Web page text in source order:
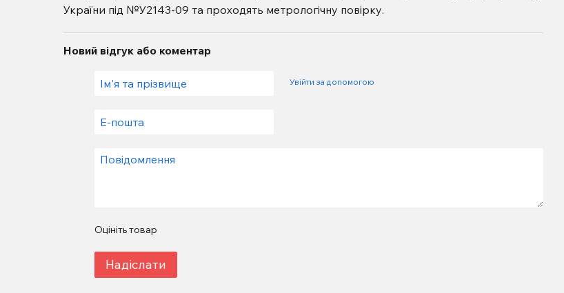
України під №У2143-09 та проходять метрологічну повірку.
Новий відгук або коментар
Увійти за допомогою
Оцініть товар
Надіслати